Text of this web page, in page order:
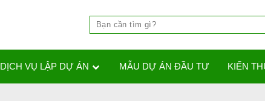
DỊCH VỤ LẬP DỰ ÁN MẪU DỰ ÁN ĐẦU TƯ KIẾN